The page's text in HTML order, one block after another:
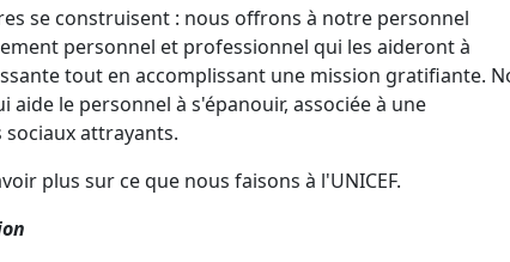
se construisent : nous offrons à notre personnel
personnel et professionnel qui les aideront à
tout en accomplissant une mission gratifiante.
le personnel à s'épanouir, associée à une
attrayants.
plus sur ce que nous faisons à l'UNICEF.